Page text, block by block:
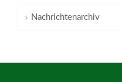
Nachrichtenarchiv